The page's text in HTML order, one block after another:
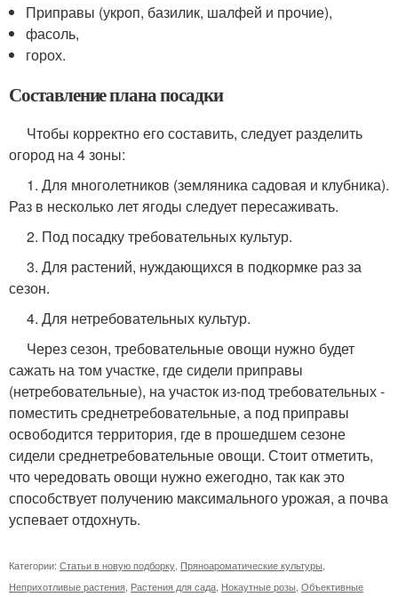
Приправы (укроп, базилик, шалфей и прочие),
фасоль,
горох.
Составление плана посадки
Чтобы корректно его составить, следует разделить
огород на 4 зоны:
1. Для многолетников (земляника садовая и клубника).
Раз в несколько лет ягоды следует пересаживать.
2. Под посадку требовательных культур.
3. Для растений, нуждающихся в подкормке раз за
сезон.
4. Для нетребовательных культур.
Через сезон, требовательные овощи нужно будет
сажать на том участке, где сидели приправы
(нетребовательные), на участок из-под требовательных -
поместить среднетребовательные, а под приправы
освободится территория, где в прошедшем сезоне
сидели среднетребовательные овощи. Стоит отметить,
что чередовать овощи нужно ежегодно, так как это
способствует получению максимального урожая, а почва
успевает отдохнуть.
Категории: Статьи в новую подборку Пряноароматические культуры
Неприхотливые растения Растения для сада Нокаутные розы Объективные